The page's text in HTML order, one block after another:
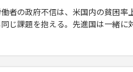
者の政府不信は、米国内の貧困率
じ課題を抱える。先進国は一緒に